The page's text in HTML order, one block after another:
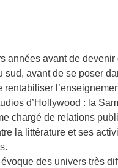
années avant de
avant de se poser
d’Hollywood : la
chargé de relations
la littérature et ses
des univers très